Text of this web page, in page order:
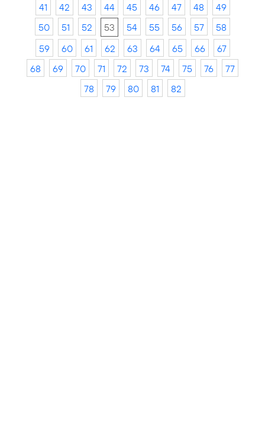
41
42 43 44 45 46 47 48
49
50
51 52 53 54 55 56 57
58
59
60 61 62 63 64 65 66
67
68
69 70 71 72 73 74 75 76
77
78
79 80 81 82